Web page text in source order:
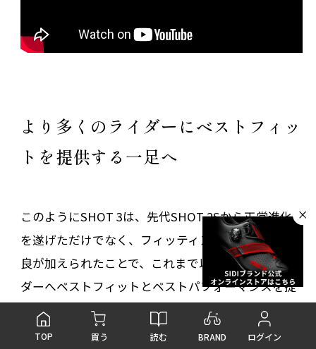
TOP 買う 読む BRAND ログイン
より多くのライダーにベストフィッ
トを提供する一足へ
このようにSHOT 3は、先代SHOT 2Sから正常進化
を遂げただけでなく、フィッティングにも大きな改
良が加えられたことで、これまで以上に多くのライ
ダーへベストフィットとベストパフォーマンスを提
供できる一足となりました。